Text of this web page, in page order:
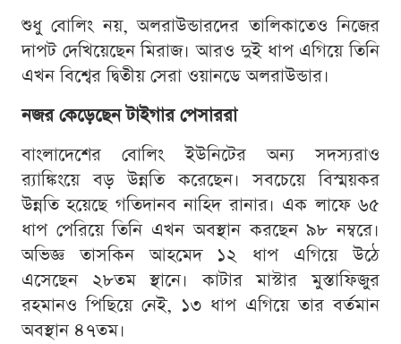
শুধু বোলিং নয়, অলরাউন্ডারদের তালিকাতেও নিজের
দাপট দেখিয়েছেন মিরাজ। আরও দুই ধাপ এগিয়ে তিনি
এখন বিশ্বের দ্বিতীয় সেরা ওয়ানডে অলরাউন্ডার।
নজর কেড়েছেন টাইগার পেসাররা
বাংলাদেশের বোলিং ইউনিটের অন্য সদস্যরাও
র‍্যাঙ্কিংয়ে বড় উন্নতি করেছেন। সবচেয়ে বিস্ময়কর
উন্নতি হয়েছে গতিদানব নাহিদ রানার। এক লাফে ৬৫
ধাপ পেরিয়ে তিনি এখন অবস্থান করছেন ৯৮ নম্বরে।
অভিজ্ঞ তাসকিন আহমেদ ১২ ধাপ এগিয়ে উঠে
এসেছেন ২৮তম স্থানে। কাটার মাস্টার মুস্তাফিজুর
রহমানও পিছিয়ে নেই, ১৩ ধাপ এগিয়ে তার বর্তমান
অবস্থান ৪৭তম।